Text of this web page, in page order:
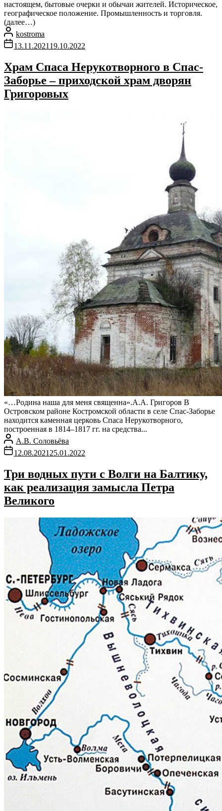
настоящем, бытовые очерки и обычаи жителей. Историческое,
географическое положение. Промышленность и торговля.
(далее…)
kostroma
13.11.2021 19.10.2022
Храм Спаса Нерукотворного в Спас-
Заборье – приходской храм дворян
Григоровых
«…Родина наша для меня священна».А.А. Григоров В
Островском районе Костромской области в селе Спас-Заборье
находится каменная церковь Спаса Нерукотворного,
построенная в 1814–1817 гг. на средства...
А.В. Соловьёва
12.08.2021 25.01.2022
Три водных пути с Волги на Балтику,
как реализация замысла Петра
Великого